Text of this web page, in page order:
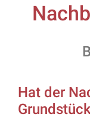
Hat der